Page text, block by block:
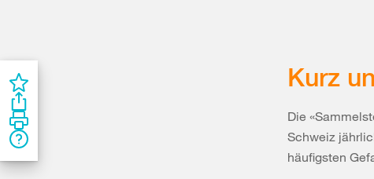
Kurz
Die
Schweiz
häufigsten